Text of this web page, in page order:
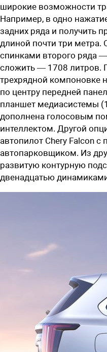
широкие возможности
Например, в одно
задних ряда и получить
длиной почти три метра.
спинками второго ряда
сложить — 1708 литров.
трехрядной компоновке
по центру передней
планшет медиасистемы
дополнена голосовым
интеллектом. Другой
автопилот Chery Falcon с
автопарковщиком. Из
развитую контурную
двенадцатью